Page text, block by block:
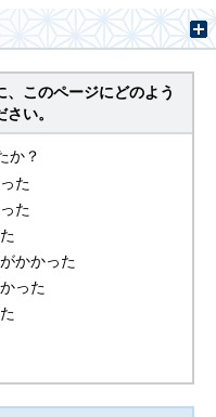
、このページにどのよう
い。
か？
た
た
かかった
った